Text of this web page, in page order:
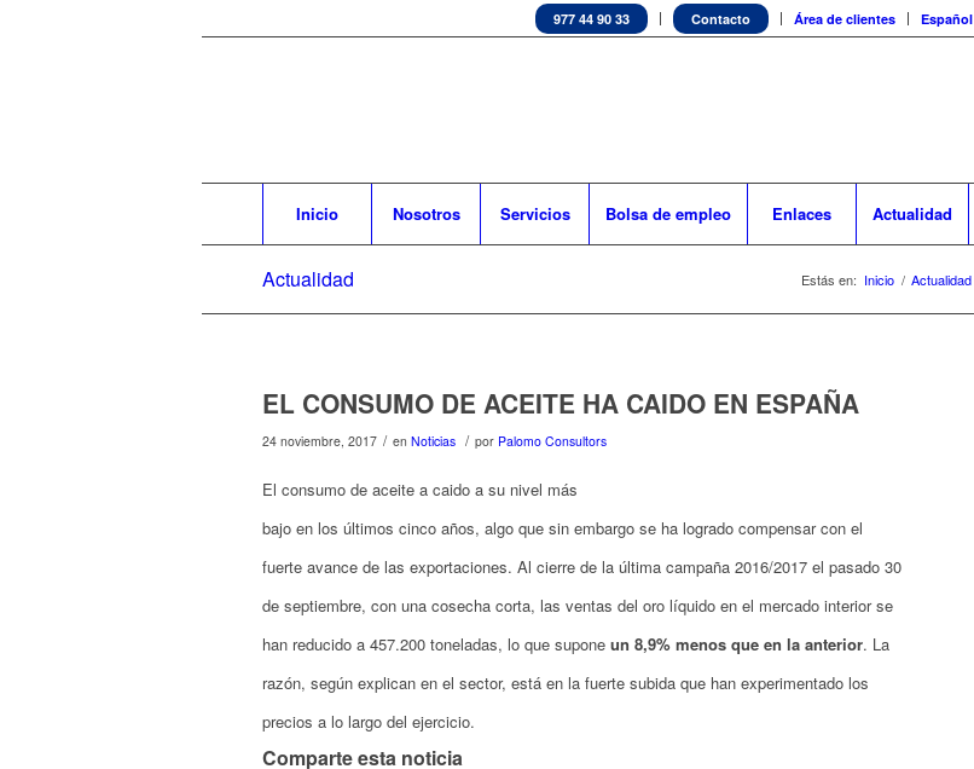
977 44 90 33 Contacto Área de clientes Español
Inicio Nosotros Servicios Bolsa de empleo Enlaces Actualidad
Actualidad Estás en: Inicio / Actualidad
EL CONSUMO DE ACEITE HA CAIDO EN ESPAÑA
24 noviembre, 2017 / en Noticias / por Palomo Consultors
El consumo de aceite a caido a su nivel más
bajo en los últimos cinco años, algo que sin embargo se ha logrado compensar con el
fuerte avance de las exportaciones. Al cierre de la última campaña 2016/2017 el pasado 30
de septiembre, con una cosecha corta, las ventas del oro líquido en el mercado interior se
han reducido a 457.200 toneladas, lo que supone un 8,9% menos que en la anterior. La
razón, según explican en el sector, está en la fuerte subida que han experimentado los
precios a lo largo del ejercicio.
Comparte esta noticia